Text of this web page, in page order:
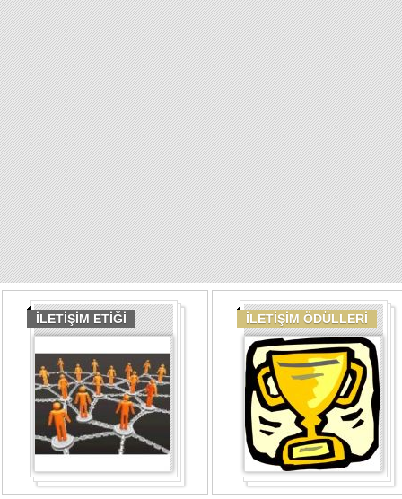
İLETİŞİM ETİĞİ İLETİŞİM ÖDÜLLERİ